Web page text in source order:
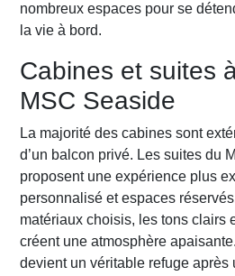
nombreux espaces pour se
la vie à bord.
Cabines et suites
MSC Seaside
La majorité des cabines sont
d’un balcon privé. Les suites du
proposent une expérience plus
personnalisé et espaces
matériaux choisis, les tons clairs
créent une atmosphère
devient un véritable refuge après